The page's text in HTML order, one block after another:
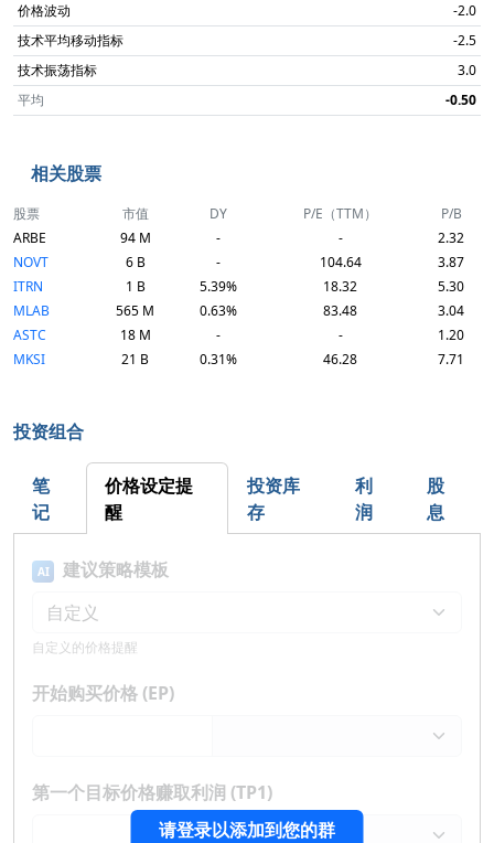
价格波动
-2.0
技术平均移动指标
-2.5
技术振荡指标
3.0
平均
-0.50
相关股票
股票 市值 DY P/E（TTM）
P/B
ARBE
94 M - -
2.32
NOVT
6 B - 104.64
3.87
ITRN
1 B 5.39% 18.32
5.30
MLAB
565 M 0.63% 83.48
3.04
ASTC
18 M - -
1.20
MKSI
21 B 0.31% 46.28 7.71
投资组合
笔
记
价格设定提
醒
投资库
存
利
润
股
息
请登录以添加到您的群
AI 建议策略模板
自定义的价格提醒
开始购买价格 (EP)
第一个目标价格赚取利润 (TP1)